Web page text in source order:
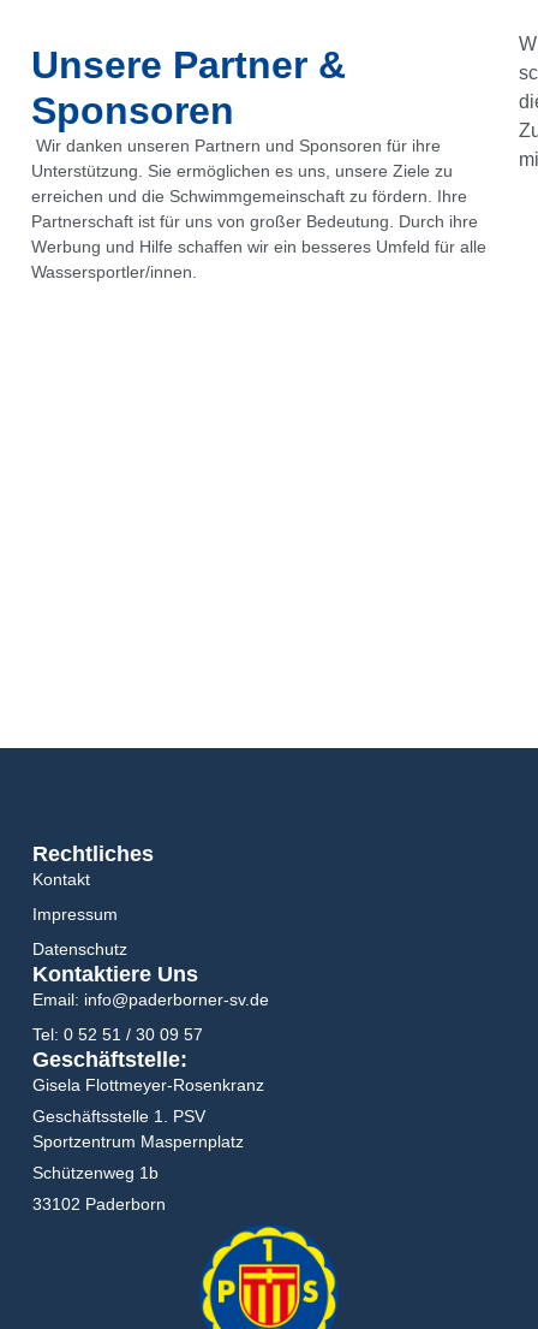
Unsere Partner &
Sponsoren
Wir danken unseren Partnern und Sponsoren für ihre
Unterstützung. Sie ermöglichen es uns, unsere Ziele zu
erreichen und die Schwimmgemeinschaft zu fördern. Ihre
Partnerschaft ist für uns von großer Bedeutung. Durch ihre
Werbung und Hilfe schaffen wir ein besseres Umfeld für alle
Wassersportler/innen.
Rechtliches
Kontakt
Impressum
Datenschutz
Kontaktiere Uns
Email: info@paderborner-sv.de
Tel: 0 52 51 / 30 09 57
Geschäftstelle:
Gisela Flottmeyer-Rosenkranz
Geschäftsstelle 1. PSV
Sportzentrum Maspernplatz
Schützenweg 1b
33102 Paderborn